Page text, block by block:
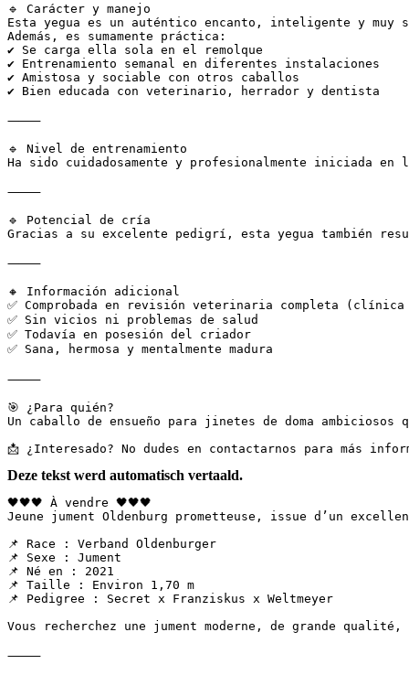
🔹 Carácter y manejo
Esta yegua es un auténtico encanto, inteligente y
Además, es sumamente práctica:
✔ Se carga ella sola en el remolque
✔ Entrenamiento semanal en diferentes instalaciones
✔️ Amistosa y sociable con otros caballos
✔️ Bien educada con veterinario, herrador y dentista
⸻
🔹 Nivel de entrenamiento
Ha sido cuidadosamente y profesionalmente iniciada
⸻
🔹 Potencial de cría
Gracias a su excelente pedigrí, esta yegua también
⸻
🔸 Información adicional
✅ Comprobada en revisión veterinaria completa
✅ Sin vicios ni problemas de salud
✅ Todavía en posesión del criador
✅ Sana, hermosa y mentalmente madura
⸻
🎯 ¿Para quién?
Un caballo de ensueño para jinetes de doma
📩 ¿Interesado? No dudes en contactarnos para más
Deze tekst werd automatisch vertaald.
🖤🖤🖤 À vendre 🖤🖤🖤
Jeune jument Oldenburg prometteuse, issue d’un
📌 Race : Verband Oldenburger
📌 Sexe : Jument
📌 Né en : 2021
📌 Taille : Environ 1,70 m
📌 Pedigree : Secret x Franziskus x Weltmeyer
Vous recherchez une jument moderne, de grande
⸻